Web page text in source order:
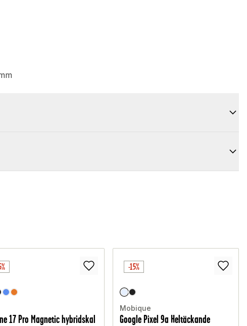
17 Pro Magnetic hybridskal
-15%
Mobique
Google Pixel 9a Heltäckande